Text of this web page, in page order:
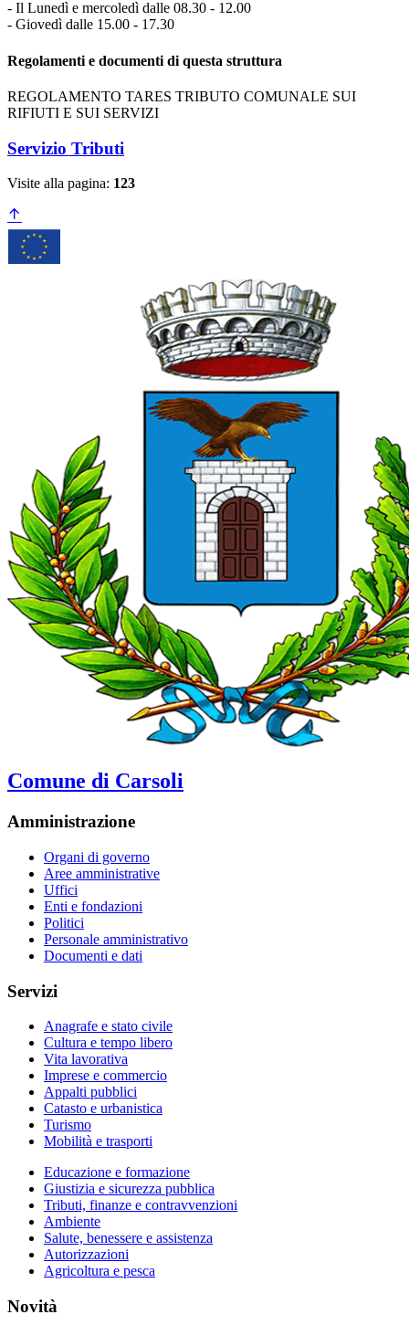
- Il Lunedì e mercoledì dalle 08.30 - 12.00
- Giovedì dalle 15.00 - 17.30
Regolamenti e documenti di questa struttura
REGOLAMENTO TARES TRIBUTO COMUNALE SUI
RIFIUTI E SUI SERVIZI
Servizio Tributi
Visite alla pagina: 123
Comune di Carsoli
Amministrazione
Organi di governo
Aree amministrative
Uffici
Enti e fondazioni
Politici
Personale amministrativo
Documenti e dati
Servizi
Anagrafe e stato civile
Cultura e tempo libero
Vita lavorativa
Imprese e commercio
Appalti pubblici
Catasto e urbanistica
Turismo
Mobilità e trasporti
Educazione e formazione
Giustizia e sicurezza pubblica
Tributi, finanze e contravvenzioni
Ambiente
Salute, benessere e assistenza
Autorizzazioni
Agricoltura e pesca
Novità